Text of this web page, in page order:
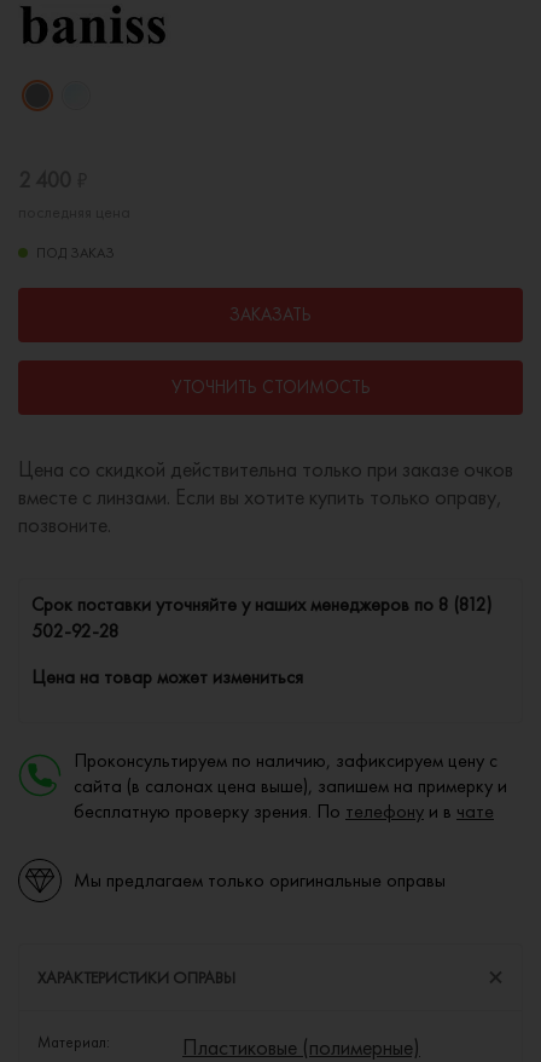
ПОД ЗАКАЗ
ЗАКАЗАТЬ
УТОЧНИТЬ СТОИМОСТЬ
Цена со скидкой действительна только при заказе очков
вместе с линзами. Если вы хотите купить только оправу,
позвоните.
Cрок поставки уточняйте у наших менеджеров по 8 (812)
502-92-28
Цена на товар может измениться
Проконсультируем по наличию, зафиксируем цену с
сайта (в салонах цена выше), запишем на примерку и
бесплатную проверку зрения. По телефону и в чате
Мы предлагаем только оригинальные оправы
ХАРАКТЕРИСТИКИ ОПРАВЫ
Материал: Пластиковые (полимерные)